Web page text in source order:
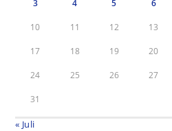
3 4 5 6
10 11 12 13
17 18 19 20
24 25 26 27
31
« Juli